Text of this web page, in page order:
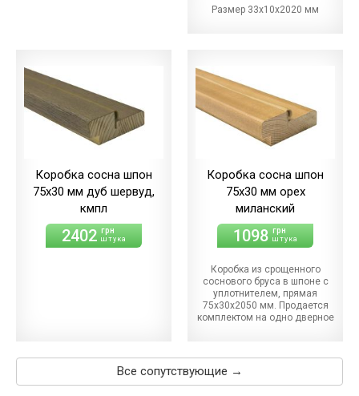
Размер 33х10х2020 мм
Коробка сосна шпон
75х30 мм дуб шервуд,
кмпл
2402 грн
штука
Коробка сосна шпон
75х30 мм орех
миланский
1098 грн
штука
Коробка из срощенного
соснового бруса в шпоне с
уплотнителем, прямая
75х30х2050 мм. Продается
комплектом на одно дверное
Все сопутствующие →